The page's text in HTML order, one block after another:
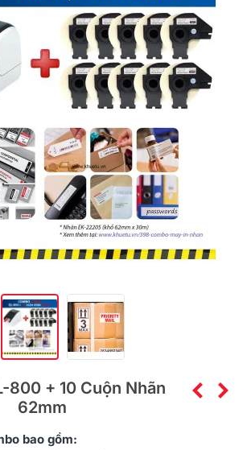
800 + 10 Cuộn Nhãn
62mm
bao gồm: